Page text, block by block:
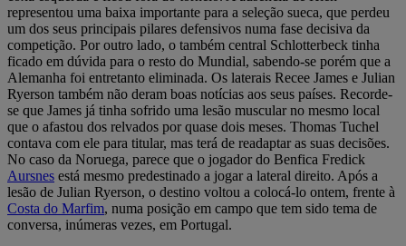
representou uma baixa importante para a seleção sueca, que perdeu
um dos seus principais pilares defensivos numa fase decisiva da
competição. Por outro lado, o também central Schlotterbeck tinha
ficado em dúvida para o resto do Mundial, sabendo-se porém que a
Alemanha foi entretanto eliminada. Os laterais Recee James e Julian
Ryerson também não deram boas notícias aos seus países. Recorde-
se que James já tinha sofrido uma lesão muscular no mesmo local
que o afastou dos relvados por quase dois meses. Thomas Tuchel
contava com ele para titular, mas terá de readaptar as suas decisões.
No caso da Noruega, parece que o jogador do Benfica Fredick
Aursnes está mesmo predestinado a jogar a lateral direito. Após a
lesão de Julian Ryerson, o destino voltou a colocá-lo ontem, frente à
Costa do Marfim, numa posição em campo que tem sido tema de
conversa, inúmeras vezes, em Portugal.